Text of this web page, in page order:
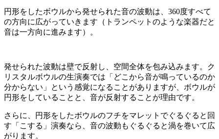
円形をしたボウルから発せられた音の波動は、360度すべて
の方向に広がっていきます（トランペットのような楽器だと
音は一方向に進みます）。
発せられた波動は壁で反射し、空間全体を包み込みます。ク
リスタルボウルの生演奏では「どこから音が鳴っているのか
分からない」という感覚になることがありますが、ボウルが
円形をしていることと、音が反射することが理由です。
さらに、円形をしたボウルのフチをマレットでぐるぐると回
す「こする」演奏なら、音の波動もぐるぐると渦を巻いて広
がります。